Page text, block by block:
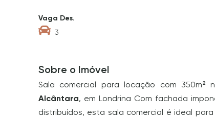
Vaga Des.
3
Sobre o Imóvel
Sala comercial para locação com 350m²
Alcântara, em Londrina Com fachada
distribuídos, esta sala comercial é ideal